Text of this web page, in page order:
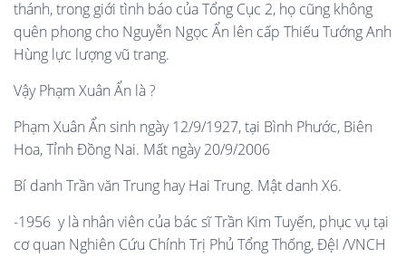
thánh, trong giới tình báo của Tổng Cục 2, họ cũng không
quên phong cho Nguyễn Ngọc Ẩn lên cấp Thiếu Tướng Anh
Hùng lực lượng vũ trang.
Vậy Phạm Xuân Ẩn là ?
Phạm Xuân Ẩn sinh ngày 12/9/1927, tại Bình Phước, Biên
Hoa, Tỉnh Đồng Nai. Mất ngày 20/9/2006
Bí danh Trần văn Trung hay Hai Trung. Mật danh X6.
-1956 y là nhân viên của bác sĩ Trần Kim Tuyến, phục vụ tại
cơ quan Nghiên Cứu Chính Trị Phủ Tổng Thống, ĐệI /VNCH